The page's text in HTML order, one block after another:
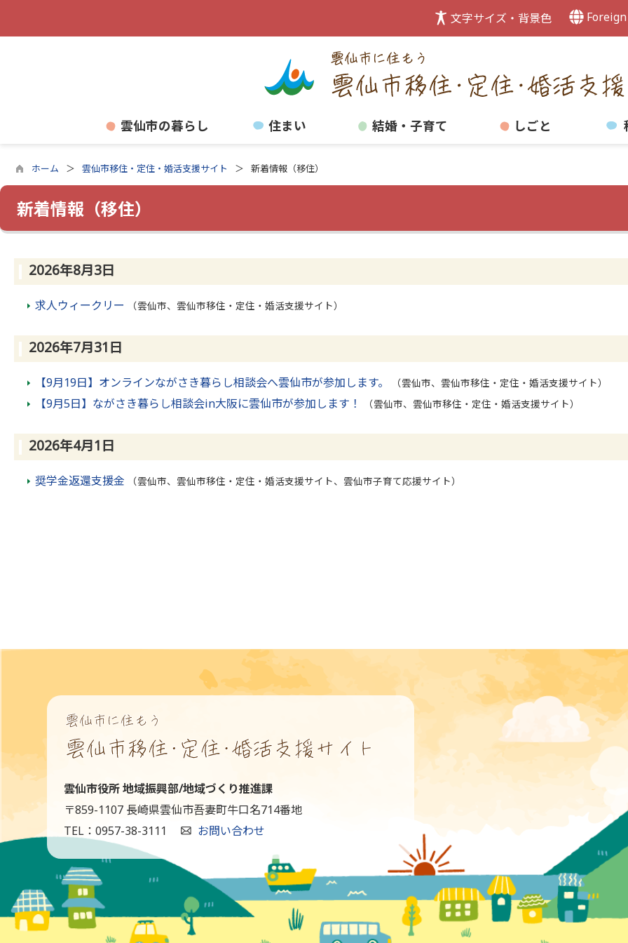
文字サイズ・背景色
雲仙市の暮らし 住まい 結婚・子育て しごと
ホーム 雲仙市移住・定住・婚活支援サイト 新着情報（移住）
新着情報（移住）
2026年8月3日
求人ウィークリー （雲仙市、雲仙市移住・定住・婚活支援サイト）
2026年7月31日
【9月19日】オンラインながさき暮らし相談会へ雲仙市が参加します。 （雲仙市、雲仙市移住・定住・婚活支援サイト）
【9月5日】ながさき暮らし相談会in大阪に雲仙市が参加します！ （雲仙市、雲仙市移住・定住・婚活支援サイト）
2026年4月1日
奨学金返還支援金 （雲仙市、雲仙市移住・定住・婚活支援サイト、雲仙市子育て応援サイト）
雲仙市役所 地域振興部/地域づくり推進課
〒859-1107 長崎県雲仙市吾妻町牛口名714番地
TEL：0957-38-3111
お問い合わせ